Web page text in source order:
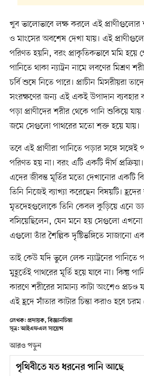
খুব ভালোভাবে লক্ষ করলে এই
ও মাংসের অবশেষ দেখা যায়। এই
পরিণত হয়নি, বরং প্রাকৃতিকভাবে মমি হয়ে
পানিতে থাকা ন্যাট্রন নামে লবণের মিশ্রণ
চর্বি শুষে নিতে পারে। প্রাচীন মিসরীয়রা
সংরক্ষণের জন্য এই একই উপাদান ব্যবহার
পড়া প্রাণীদের শরীর থেকে পানি শুকিয়ে
জমে সেগুলো পাথরের মতো শক্ত হয়ে যায়।
তবে এই প্রাণীরা পানিতে পড়ার সঙ্গে সঙ্গেই
পরিণত হয় না। বরং এটি একটি দীর্ঘ প্রক্রিয়া।
এদের জীবন্ত মূর্তির মতো দেখানোর একটি
তিনি নিজেই ব্যাখ্যা করেছেন বিষয়টি।
মৃতদেহগুলোকে তিনি কেবল কুড়িয়ে এনে
বসিয়েছিলেন, যেন মনে হয় সেগুলো এখনো
এগুলো তাঁর শৈল্পিক দৃষ্টিভঙ্গিতে সাজানো
তাই কেউ যদি ভুলে লেক ন্যাট্রনের পানিতে
মুহূর্তেই পাথরের মূর্তি হয়ে যাবে না। কিন্তু
কারণে শরীরের সামান্য কাটা অংশেও প্রচণ্ড
এই হ্রদে সাঁতার কাটার চিন্তা করাও হবে চরম
লেখক: প্রদায়ক, বিজ্ঞানচিন্তা
সূত্র: আইএফএল সায়েন্স
আরও পড়ুন
পৃথিবীতে যত ধরনের পানি আছে